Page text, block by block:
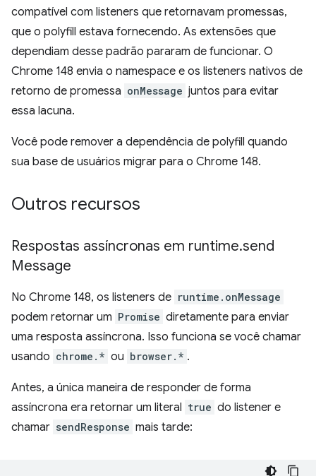
compatível com listeners que retornavam promessas,
que o polyfill estava fornecendo. As extensões que
dependiam desse padrão pararam de funcionar. O
Chrome 148 envia o namespace e os listeners nativos de
retorno de promessa onMessage juntos para evitar
essa lacuna.
Você pode remover a dependência de polyfill quando
sua base de usuários migrar para o Chrome 148.
Outros recursos
Respostas assíncronas em runtime.send
Message
No Chrome 148, os listeners de runtime.onMessage
podem retornar um Promise diretamente para enviar
uma resposta assíncrona. Isso funciona se você chamar
usando chrome.* ou browser.* .
Antes, a única maneira de responder de forma
assíncrona era retornar um literal true do listener e
chamar sendResponse mais tarde: